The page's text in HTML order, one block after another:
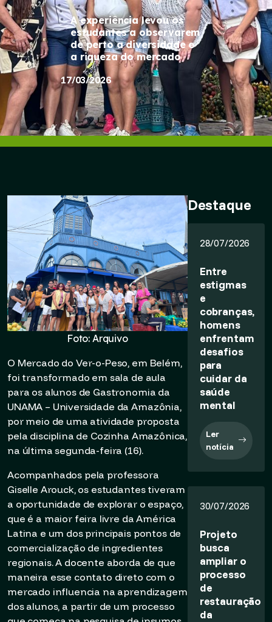
A experiência levou os
estudantes a observarem
de perto a diversidade e
a riqueza do mercado
17/03/2026
Foto: Arquivo
O Mercado do Ver-o-Peso, em Belém,
foi transformado em sala de aula
para os alunos de Gastronomia da
UNAMA – Universidade da Amazônia,
por meio de uma atividade proposta
pela disciplina de Cozinha Amazônica,
na última segunda-feira (16).
Acompanhados pela professora
Giselle Arouck, os estudantes tiveram
a oportunidade de explorar o espaço,
que é a maior feira livre da América
Latina e um dos principais pontos de
comercialização de ingredientes
regionais. A docente aborda de que
maneira esse contato direto com o
mercado influencia na aprendizagem
dos alunos, a partir de um processo
Destaque
28/07/2026
Entre
estigmas
e
cobranças,
homens
enfrentam
desafios
para
cuidar da
saúde
mental
Ler
notícia
30/07/2026
Projeto
busca
ampliar o
processo
de
restauração
da